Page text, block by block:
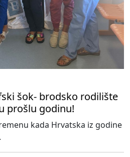
šok- brodsko rodilište
prošlu godinu!
kada Hrvatska iz godine